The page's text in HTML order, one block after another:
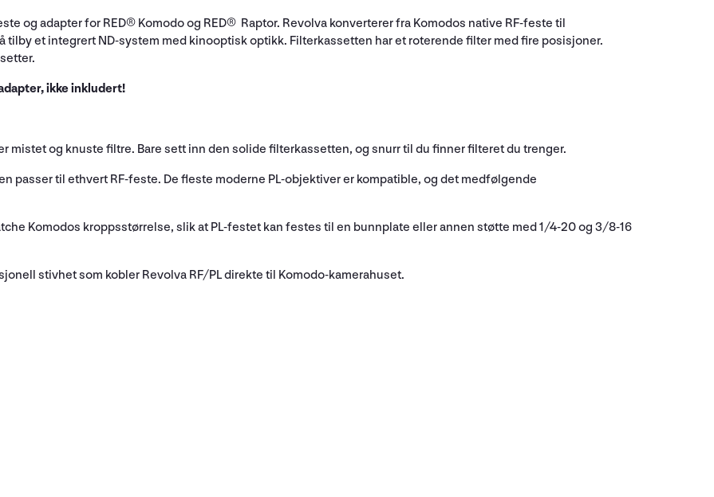
og adapter for RED® Komodo og RED® Raptor. Revolva konverterer fra Komodos native RF-feste til
tilby et integrert ND-system med kinooptisk optikk. Filterkassetten har et roterende filter med fire posisjoner.
ikke inkludert!
mistet og knuste filtre. Bare sett inn den solide filterkassetten, og snurr til du finner filteret du trenger.
passer til ethvert RF-feste. De fleste moderne PL-objektiver er kompatible, og det medfølgende
Komodos kroppsstørrelse, slik at PL-festet kan festes til en bunnplate eller annen støtte med 1/4-20 og 3/8-16
stivhet som kobler Revolva RF/PL direkte til Komodo-kamerahuset.